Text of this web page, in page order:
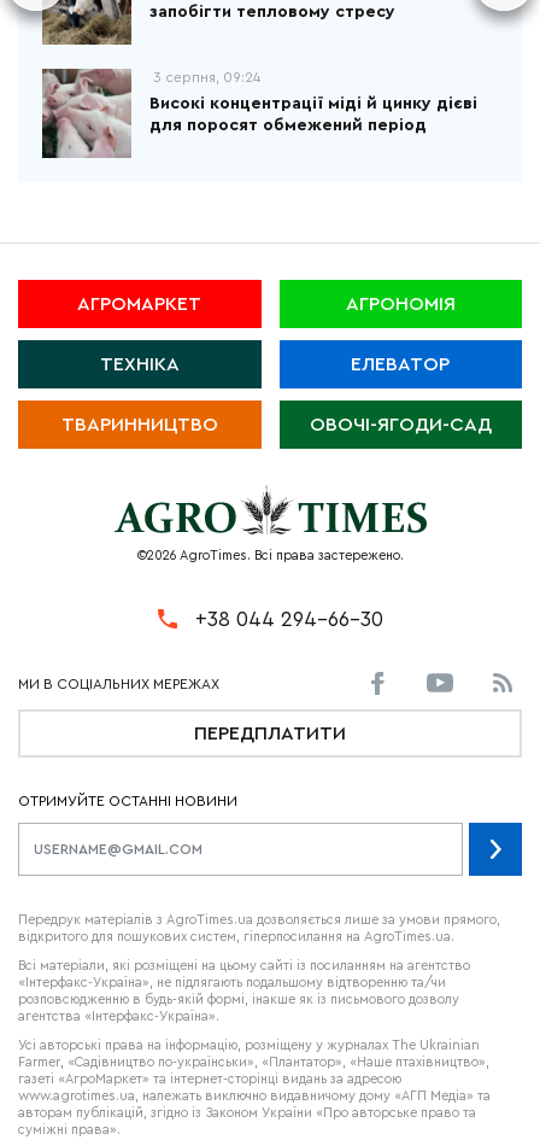
запобігти тепловому стресу
3 серпня, 09:24
Високі концентрації міді й цинку дієві
для поросят обмежений період
АГРОМАРКЕТ АГРОНОМІЯ
ТЕХНІКА ЕЛЕВАТОР
ТВАРИННИЦТВО ОВОЧІ-ЯГОДИ-САД
©2026 AgroTimes. Всі права застережено.
+38 044 294-66-30
ПЕРЕДПЛАТИТИ
ОТРИМУЙТЕ ОСТАННІ НОВИНИ
Передрук матеріалів з AgroTimes.ua дозволяється лише за умови прямого,
відкритого для пошукових систем, гіперпосилання на AgroTimes.ua.
Всі матеріали, які розміщені на цьому сайті із посиланням на агентство
«Інтерфакс-Україна», не підлягають подальшому відтворенню та/чи
розповсюдженню в будь-якій формі, інакше як із письмового дозволу
агентства «Інтерфакс-Україна».
Усі авторські права на інформацію, розміщену у журналах The Ukrainian
Farmer , «Садівництво по-українськи», «Плантатор», «Наше птахівництво»,
газеті «АгроМаркет» та інтернет-сторінці видань за адресою
www.agrotimes.ua,
належать виключно видавничому дому «АГП Медіа» та
авторам публікацій, згідно із Законом України «Про авторське право та
суміжні права».